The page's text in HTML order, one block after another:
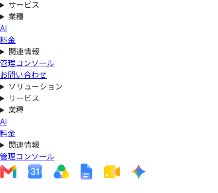
サービス
業種
AI
料金
関連情報
管理コンソール
お問い合わせ
ソリューション
サービス
業種
AI
料金
関連情報
管理コンソール